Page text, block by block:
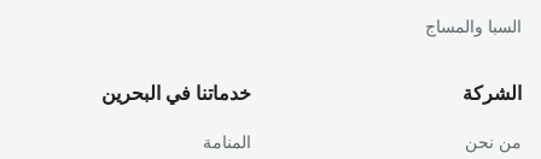
السبا والمساج
الشركة
من نحن
خدماتنا في البحرين
المنامة